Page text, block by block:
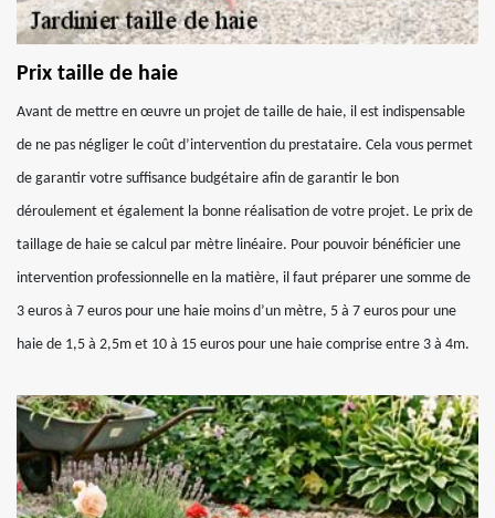
Prix taille de haie
Avant de mettre en œuvre un projet de taille de haie, il est indispensable
de ne pas négliger le coût d’intervention du prestataire. Cela vous permet
de garantir votre suffisance budgétaire afin de garantir le bon
déroulement et également la bonne réalisation de votre projet. Le prix de
taillage de haie se calcul par mètre linéaire. Pour pouvoir bénéficier une
intervention professionnelle en la matière, il faut préparer une somme de
3 euros à 7 euros pour une haie moins d’un mètre, 5 à 7 euros pour une
haie de 1,5 à 2,5m et 10 à 15 euros pour une haie comprise entre 3 à 4m.